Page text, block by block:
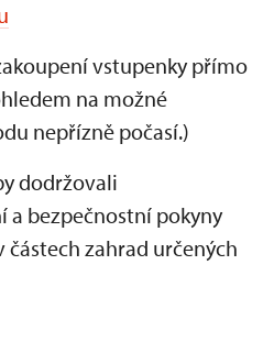
vstupenky přímo
na možné
nepřízně počasí.)
dodržovali
a bezpečnostní pokyny
zahrad určených